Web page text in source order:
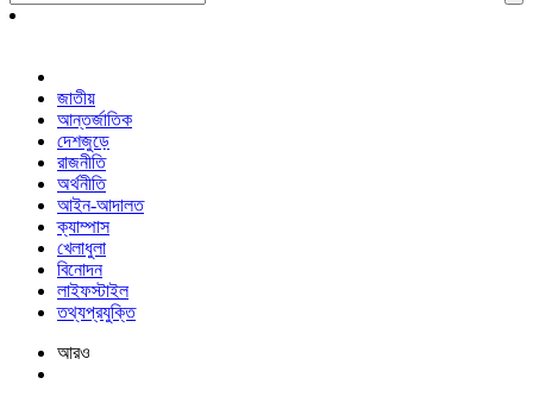
For:
জাতীয়
আন্তর্জাতিক
দেশজুড়ে
রাজনীতি
অর্থনীতি
আইন-আদালত
ক্যাম্পাস
খেলাধুলা
বিনোদন
লাইফস্টাইল
তথ্যপ্রযুক্তি
আরও